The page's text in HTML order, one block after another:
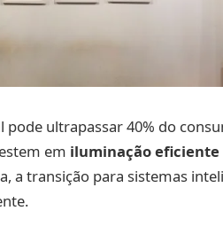
ultrapassar 40% do
em iluminação eficiente
a transição para sistemas